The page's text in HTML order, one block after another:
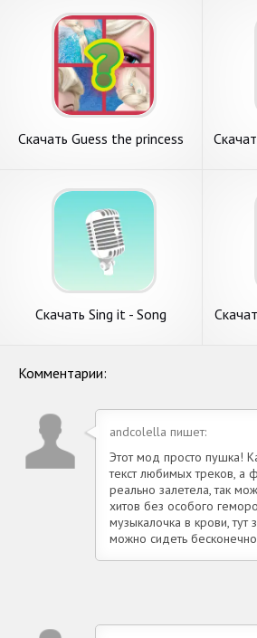
Скачать Guess the princess
Андроид
Скачать Sing it - Song
Комментарии:
andcolella пишет:
Этот мод просто пушка!
текст любимых треков, а
реально залетела, так
хитов без особого
музыкалочка в крови, тут
можно сидеть